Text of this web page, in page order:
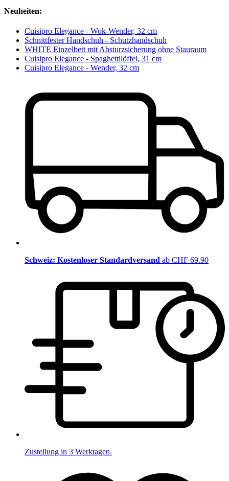
Neuheiten:
Cuisipro Elegance - Wok-Wender, 32 cm
Schnittfester Handschuh - Schutzhandschuh
WHITE Einzelbett mit Absturzsicherung ohne Stauraum
Cuisipro Elegance - Spaghettilöffel, 31 cm
Cuisipro Elegance - Wender, 32 cm
Schweiz: Kostenloser Standardversand ab CHF 69.90
Zustellung in 3 Werktagen.